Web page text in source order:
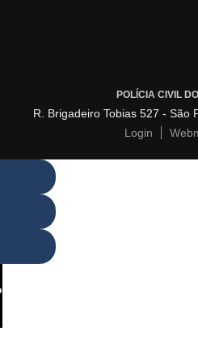
POLÍCIA CIVIL
R. Brigadeiro Tobias 527 - São
Login